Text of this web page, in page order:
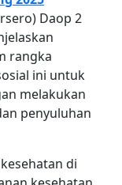
Daop 2
rangka
ini untuk
melakukan
penyuluhan
di